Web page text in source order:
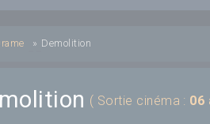
» Demolition
( Sortie cinéma : 06